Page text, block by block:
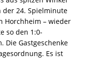
der 24. Spielminute
Horchheim – wieder
so den 1:0-
Die Gastgeschenke
Es ist